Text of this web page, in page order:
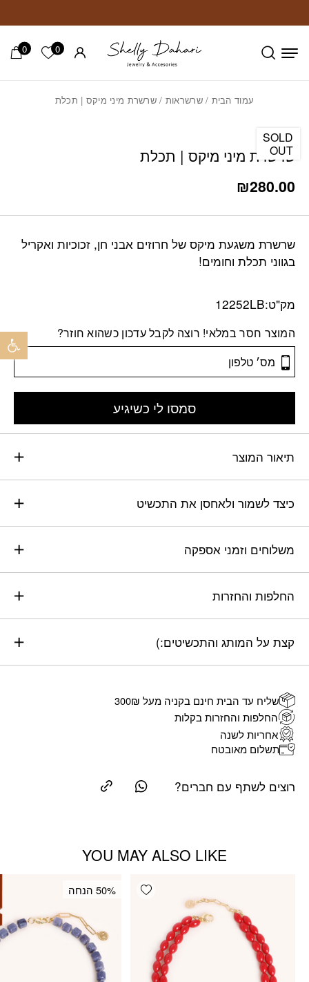
0 הרשימה
0
עמוד הבית /שרשראות / שרשרת מיני מיקס | תכלת
שרשרת מיני מיקס | תכלת
₪280.00
שרשרת משגעת מיקס של חרוזים אבני חן, זכוכיות ואקריל
בגווני תכלת וחומים!
מק"ט:12252LB
המוצר חסר במלאי! רוצה לקבל עדכון כשהוא חוזר?
סמסו לי כשיגיע
תיאור המוצר
כיצד לשמור ולאחסן את התכשיט
משלוחים וזמני אספקה
החלפות והחזרות
קצת על המותג והתכשיטים:)
שליח עד הבית חינם בקניה מעל 300₪
החלפות והחזרות בקלות
אחריות לשנה
תשלום מאובטח
רוצים לשתף עם חברים?
SOLD
OUT
YOU MAY ALSO LIKE
Add wishlist
‫50% הנחה